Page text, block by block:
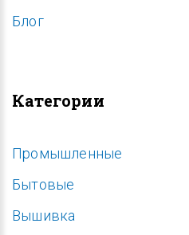
Блог
Категории
Промышленные
Бытовые
Вышивка